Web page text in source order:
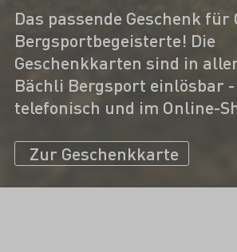
Das passende Geschenk für
Bergsportbegeisterte! Die
Geschenkkarten sind in
Bächli Bergsport einlösbar
telefonisch und im Online-
Zur Geschenkkarte